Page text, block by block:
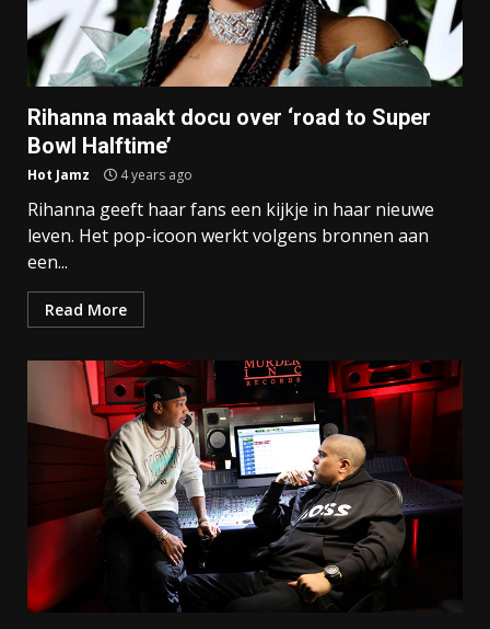
Rihanna maakt docu over ‘road to Super
Bowl Halftime’
Hot Jamz 4 years ago
Rihanna geeft haar fans een kijkje in haar nieuwe
leven. Het pop-icoon werkt volgens bronnen aan
een...
Read More